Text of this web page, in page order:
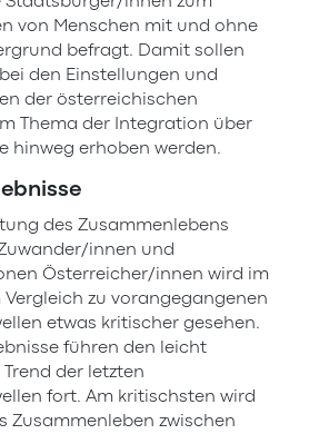
von Menschen mit und ohne
befragt. Damit sollen
den Einstellungen und
der österreichischen
Thema der Integration über
hinweg erhoben werden.
des Zusammenlebens
Zuwander/innen und
Österreicher/innen wird im
Vergleich zu vorangegangenen
etwas kritischer gesehen.
führen den leicht
Trend der letzten
fort. Am kritischsten wird
Zusammenleben zwischen